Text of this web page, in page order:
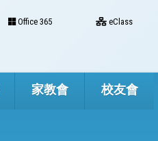
Office 365 eClass
家教會 校友會